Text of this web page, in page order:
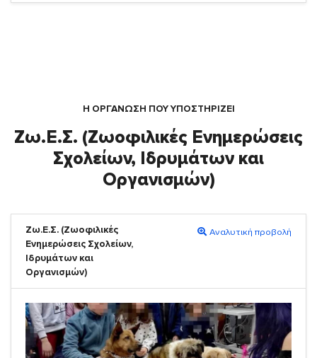
Η ΟΡΓΆΝΩΣΗ ΠΟΥ ΥΠΟΣΤΗΡΙΖΕΙ
Ζω.Ε.Σ. (Ζωοφιλικές Ενημερώσεις
Σχολείων, Ιδρυμάτων και
Οργανισμών)
Ζω.Ε.Σ. (Ζωοφιλικές
Ενημερώσεις Σχολείων,
Ιδρυμάτων και
Οργανισμών)
Αναλυτική προβολή